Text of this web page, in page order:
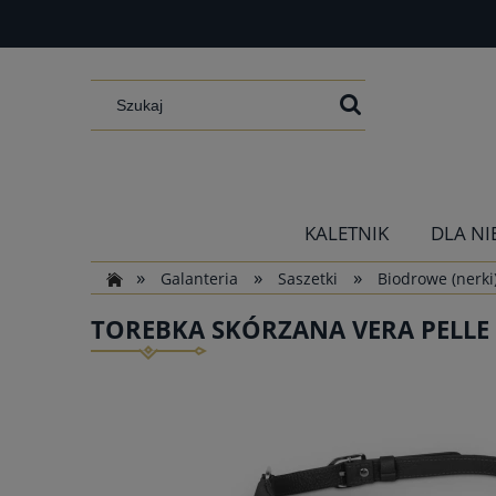
KALETNIK
DLA
»
Galanteria » Saszetki » Biodrowe
TOREBKA SKÓRZANA VERA